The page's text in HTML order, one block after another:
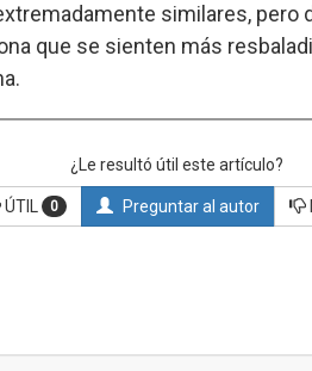
similares, pero
que se sienten más
¿Le resultó útil este artículo?
ÚTIL 0 Preguntar al autor